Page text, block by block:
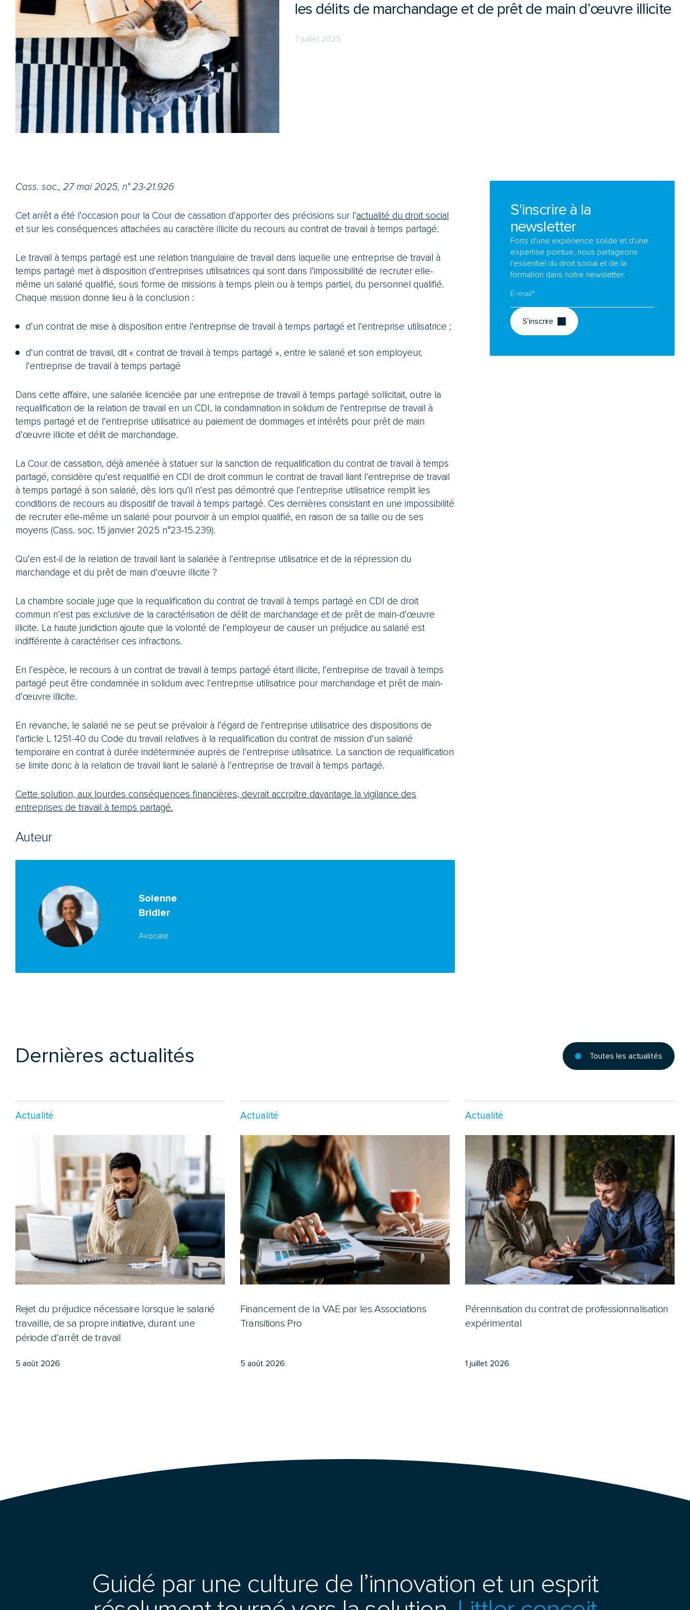
les délits de marchandage et de prêt de main d’œuvre illicite
7 juillet 2025
Cass. soc., 27 mai 2025, n° 23-21.926
Cet arrêt a été l’occasion pour la Cour de cassation d’apporter des précisions sur l’actualité du droit social
et sur les conséquences attachées au caractère illicite du recours au contrat de travail à temps partagé.
Le travail à temps partagé est une relation triangulaire de travail dans laquelle une entreprise de travail à
temps partagé met à disposition d’entreprises utilisatrices qui sont dans l’impossibilité de recruter elle-
même un salarié qualifié, sous forme de missions à temps plein ou à temps partiel, du personnel qualifié.
Chaque mission donne lieu à la conclusion :
d’un contrat de mise à disposition entre l’entreprise de travail à temps partagé et l’entreprise utilisatrice ;
d’un contrat de travail, dit « contrat de travail à temps partagé », entre le salarié et son employeur,
l’entreprise de travail à temps partagé
Dans cette affaire, une salariée licenciée par une entreprise de travail à temps partagé sollicitait, outre la
requalification de la relation de travail en un CDI, la condamnation in solidum de l’entreprise de travail à
temps partagé et de l’entreprise utilisatrice au paiement de dommages et intérêts pour prêt de main
d’œuvre illicite et délit de marchandage.
La Cour de cassation, déjà amenée à statuer sur la sanction de requalification du contrat de travail à temps
partagé, considère qu’est requalifié en CDI de droit commun le contrat de travail liant l’entreprise de travail
à temps partagé à son salarié, dès lors qu’il n’est pas démontré que l’entreprise utilisatrice remplit les
conditions de recours au dispositif de travail à temps partagé. Ces dernières consistant en une impossibilité
de recruter elle-même un salarié pour pourvoir à un emploi qualifié, en raison de sa taille ou de ses
moyens (Cass. soc. 15 janvier 2025 n°23-15.239).
Qu’en est-il de la relation de travail liant la salariée à l’entreprise utilisatrice et de la répression du
marchandage et du prêt de main d’œuvre illicite ?
La chambre sociale juge que la requalification du contrat de travail à temps partagé en CDI de droit
commun n’est pas exclusive de la caractérisation de délit de marchandage et de prêt de main-d’œuvre
illicite. La haute juridiction ajoute que la volonté de l’employeur de causer un préjudice au salarié est
indifférente à caractériser ces infractions.
En l’espèce, le recours à un contrat de travail à temps partagé étant illicite, l’entreprise de travail à temps
partagé peut être condamnée in solidum avec l’entreprise utilisatrice pour marchandage et prêt de main-
d’œuvre illicite.
En revanche, le salarié ne se peut se prévaloir à l’égard de l’entreprise utilisatrice des dispositions de
l’article L 1251-40 du Code du travail relatives à la requalification du contrat de mission d’un salarié
temporaire en contrat à durée indéterminée auprès de l’entreprise utilisatrice. La sanction de requalification
se limite donc à la relation de travail liant le salarié à l’entreprise de travail à temps partagé.
Cette solution, aux lourdes conséquences financières, devrait accroitre davantage la vigilance des
entreprises de travail à temps partagé.
Auteur
Solenne
Bridier
Avocate
S'inscrire à la
newsletter
Forts d'une expérience solide et d'une
expertise pointue, nous partageons
l'essentiel du droit social et de la
formation dans notre newsletter.
S'inscrire
Dernières actualités Toutes les actualités
Actualité
Rejet du préjudice nécessaire lorsque le salarié
travaille, de sa propre initiative, durant une
période d’arrêt de travail
5 août 2026
Actualité
Financement de la VAE par les Associations
Transitions Pro
5 août 2026
Actualité
Pérennisation du contrat de professionnalisation
expérimental
1 juillet 2026
Guidé par une culture de l’innovation et un esprit